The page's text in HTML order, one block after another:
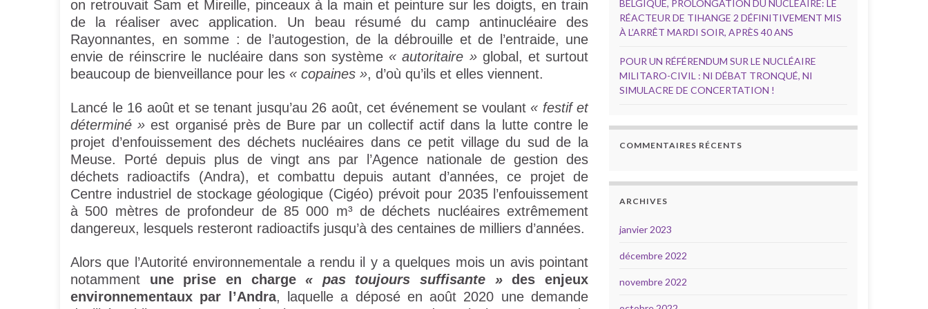
on retrouvait Sam et Mireille, pinceaux à la main et peinture sur les doigts, en train
de la réaliser avec application. Un beau résumé du camp antinucléaire des
Rayonnantes, en somme : de l’autogestion, de la débrouille et de l’entraide, une
envie de réinscrire le nucléaire dans son système « autoritaire »global, et surtout
beaucoup de bienveillance pour les « copaines », d’où qu’ils et elles viennent.
Lancé le 16 août et se tenant jusqu’au 26 août, cet événement se voulant « festif et
déterminé » est organisé près de Bure par un collectif actif dans la lutte contre le
projet d’enfouissement des déchets nucléaires dans ce petit village du sud de la
Meuse. Porté depuis plus de vingt ans par l’Agence nationale de gestion des
déchets radioactifs (Andra), et combattu depuis autant d’années, ce projet de
Centre industriel de stockage géologique (Cigéo) prévoit pour 2035 l’enfouissement
à 500 mètres de profondeur de 85 000 m³ de déchets nucléaires extrêmement
dangereux, lesquels resteront radioactifs jusqu’à des centaines de milliers d’années.
Alors que l’Autorité environnementale a rendu il y a quelques mois un avis pointant
notamment une prise en charge« pas toujours suffisante »des enjeux
environnementaux par l’Andra, laquelle a déposé en août 2020 une demande
BELGIQUE, PROLONGATION DU NUCLÉAIRE: LE
RÉACTEUR DE TIHANGE 2 DÉFINITIVEMENT MIS
À L’ARRÊT MARDI SOIR, APRÈS 40 ANS
POUR UN RÉFÉRENDUM SUR LE NUCLÉAIRE
MILITARO-CIVIL : NI DÉBAT TRONQUÉ, NI
SIMULACRE DE CONCERTATION !
COMMENTAIRES RÉCENTS
ARCHIVES
janvier 2023
décembre 2022
novembre 2022